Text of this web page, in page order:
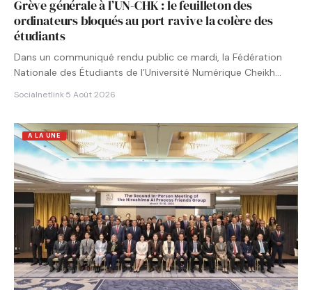
Grève générale à l’UN-CHK : le feuilleton des
ordinateurs bloqués au port ravive la colère des
étudiants
Dans un communiqué rendu public ce mardi, la Fédération
Nationale des Étudiants de l’Université Numérique Cheikh
Socialnetlink·5 Août 2026
A LA UNE